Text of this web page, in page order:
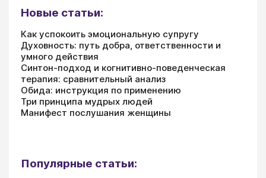
Новые статьи:
Как успокоить эмоциональную супругу
Духовность: путь добра, ответственности и
умного действия
Синтон-подход и когнитивно-поведенческая
терапия: сравнительный анализ
Обида: инструкция по применению
Три принципа мудрых людей
Манифест послушания женщины
Популярные статьи: